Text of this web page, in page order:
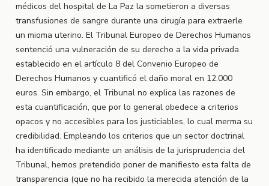
médicos del hospital de La Paz la sometieron a diversas
transfusiones de sangre durante una cirugía para extraerle
un mioma uterino. El Tribunal Europeo de Derechos Humanos
sentenció una vulneración de su derecho a la vida privada
establecido en el artículo 8 del Convenio Europeo de
Derechos Humanos y cuantificó el daño moral en 12.000
euros. Sin embargo, el Tribunal no explica las razones de
esta cuantificación, que por lo general obedece a criterios
opacos y no accesibles para los justiciables, lo cual merma su
credibilidad. Empleando los criterios que un sector doctrinal
ha identificado mediante un análisis de la jurisprudencia del
Tribunal, hemos pretendido poner de manifiesto esta falta de
transparencia (que no ha recibido la merecida atención de la